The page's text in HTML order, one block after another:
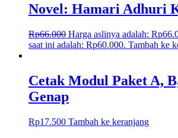
Novel: Hamari Adhuri
Rp66.000 Harga aslinya adalah:
saat ini adalah: Rp60.000. Tambah ke
Cetak Modul Paket A,
Genap
Rp17.500 Tambah ke keranjang